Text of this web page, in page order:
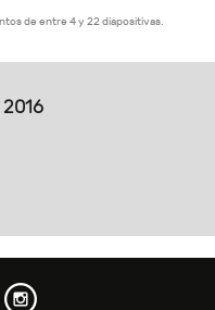
de entre 4 y 22 diapositivas.